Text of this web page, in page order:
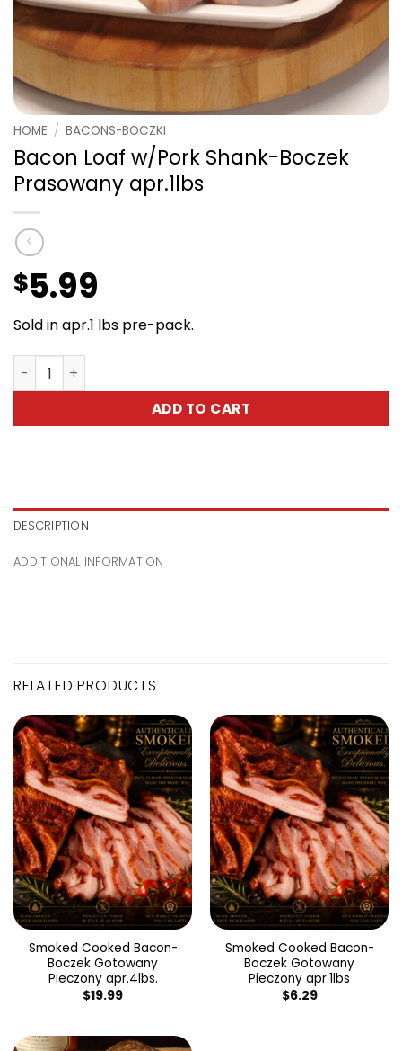
HOME / BACONS-BOCZKI
Bacon Loaf w/Pork Shank-Boczek
Prasowany apr.1lbs
$5.99
Sold in apr.1 lbs pre-pack.
Bacon Loaf w/Pork Shank-Boczek Prasowany apr.1lbs
ADD TO CART
DESCRIPTION
ADDITIONAL INFORMATION
RELATED PRODUCTS
Smoked Cooked Bacon-
Boczek Gotowany
Pieczony apr.4lbs.
$19.99
Smoked Cooked Bacon-
Boczek Gotowany
Pieczony apr.1lbs
$6.29